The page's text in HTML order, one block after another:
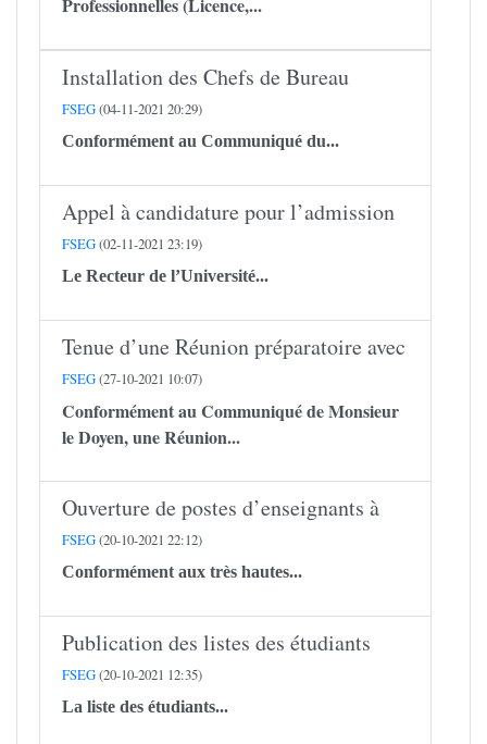
Professionnelles (Licence,...
Installation des Chefs de Bureau
FSEG(04-11-2021 20:29)
Conformément au Communiqué du...
Appel à candidature pour l’admission
FSEG(02-11-2021 23:19)
Le Recteur de l’Université...
Tenue d’une Réunion préparatoire avec
FSEG(27-10-2021 10:07)
Conformément au Communiqué de Monsieur
le Doyen, une Réunion...
Ouverture de postes d’enseignants à
FSEG(20-10-2021 22:12)
Conformément aux très hautes...
Publication des listes des étudiants
FSEG(20-10-2021 12:35)
La liste des étudiants...